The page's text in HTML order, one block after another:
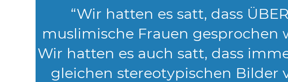
“Wir hatten es satt, dass ÜBER
muslimische Frauen gesprochen
Wir hatten es auch satt, dass
gleichen stereotypischen Bilder